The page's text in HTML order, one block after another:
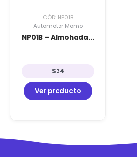
CÓD: NP01B
Automotor Momo
NP01B – Almohada...
$34
Ver producto